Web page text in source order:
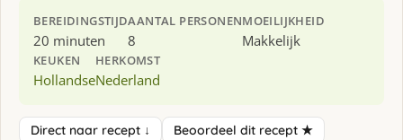
BEREIDINGSTIJD
20 minuten
AANTAL PERSONEN
8
MOEILIJKHEID
Makkelijk
KEUKEN
Hollandse
HERKOMST
Nederland
Direct naar recept ↓ Beoordeel dit recept ★